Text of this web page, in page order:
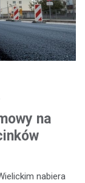
na
nabiera